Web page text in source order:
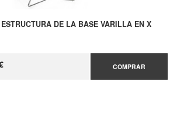
DE LA BASE VARILLA EN X
COMPRAR